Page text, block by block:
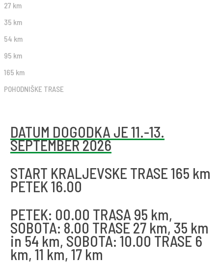
27 km
35 km
54 km
95 km
165 km
POHODNIŠKE TRASE
DATUM DOGODKA JE 11.-13.
SEPTEMBER 2026
START KRALJEVSKE TRASE 165 km
PETEK 16.00
PETEK: 00.00 TRASA 95 km,
SOBOTA: 8.00 TRASE 27 km, 35 km
in 54 km, SOBOTA: 10.00 TRASE 6
km, 11 km, 17 km